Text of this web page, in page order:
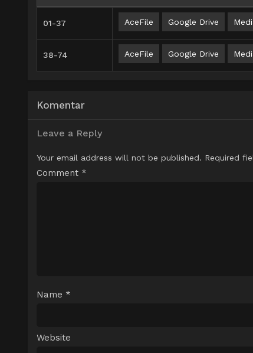
01-37 AceFile Google Drive
38-74 AceFile Google Drive
Komentar
Leave a Reply
Your email address will not be published. Required
Comment *
Name *
Website